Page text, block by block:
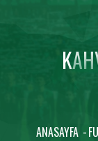
ANASAYFA